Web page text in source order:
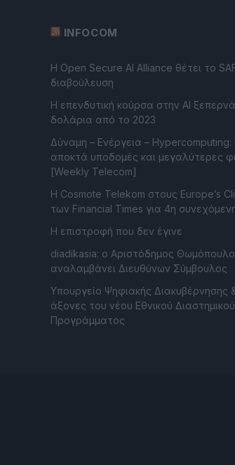
INFOCOM
Η Open Secure AI Alliance θέτει το
διαβούλευση
Η επενδυτική κούρσα στην AI
δολάρια από το 2023
Δύναμη – Ενέργεια –
αποκτά υποδομές και μεγαλύτερες
[Weekly Telecom]
Η Cosmote Telekom στους Europe’s
των Financial Times για 4η
Η επιστροφή που δεν έγινε
diadikasia: ο Αριστόδημος
αναλαμβάνει Διευθύνων Σύμβουλος
Υπουργείο Ψηφιακής Διακυβέρνησης
άξονες του νέου Εθνικού Διαστημικού
Προγράμματος